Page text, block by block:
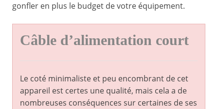
gonfler en plus le budget de votre équipement.
Câble d’alimentation court
Le coté minimaliste et peu encombrant de cet
appareil est certes une qualité, mais cela a de
nombreuses conséquences sur certaines de ses